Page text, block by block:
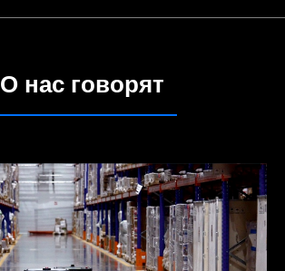
О нас говорят